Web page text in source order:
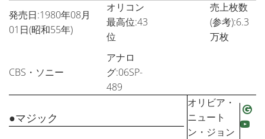
発売日:1980年08月
01日(昭和55年)
オリコン
最高位:43
位
売上枚数
(参考):6.3
万枚
CBS・ソニー
アナロ
グ:06SP-
489
●マジック
オリビア・
ニュート
ン・ジョン